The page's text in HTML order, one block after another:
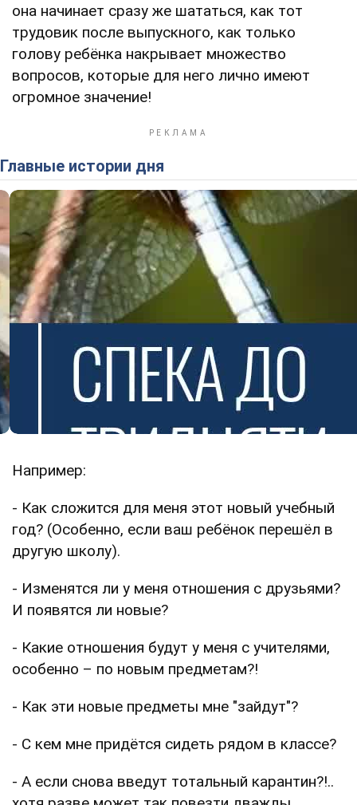
она начинает сразу же шататься, как тот
трудовик после выпускного, как только
голову ребёнка накрывает множество
вопросов, которые для него лично имеют
огромное значение!
Главные истории дня
Например:
- Как сложится для меня этот новый учебный
год? (Особенно, если ваш ребёнок перешёл в
другую школу).
- Изменятся ли у меня отношения с друзьями?
И появятся ли новые?
- Какие отношения будут у меня с учителями,
особенно – по новым предметам?!
- Как эти новые предметы мне "зайдут"?
- С кем мне придётся сидеть рядом в классе?
- А если снова введут тотальный карантин?!..